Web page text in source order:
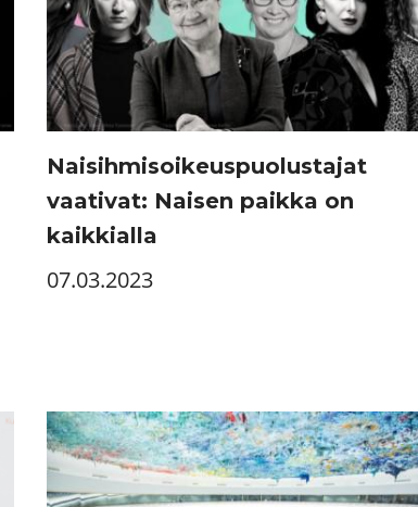
Naisihmisoikeuspuolustajat
vaativat: Naisen paikka on
kaikkialla
07.03.2023